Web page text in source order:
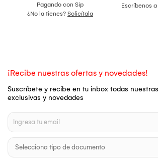
Pagando con Sip
¿No la tienes? Solicítala
Escríbenos
¡Recibe nuestras ofertas y novedades!
Suscríbete y recibe en tu inbox todas
exclusivas y novedades